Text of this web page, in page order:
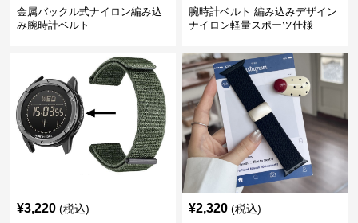
金属バックル式ナイロン編み込
み腕時計ベルト
腕時計ベルト 編み込みデザイン
ナイロン軽量スポーツ仕様
¥3,220 (税込) ¥2,320 (税込)